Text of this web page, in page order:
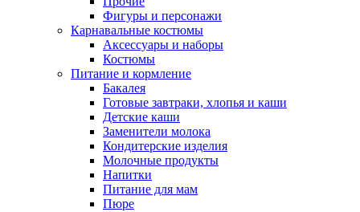
Фигуры и персонажи
Карнавальные костюмы
Аксессуары и наборы
Костюмы
Питание и кормление
Бакалея
Готовые завтраки, хлопья и каши
Детские каши
Заменители молока
Кондитерские изделия
Молочные продукты
Напитки
Питание для мам
Пюре